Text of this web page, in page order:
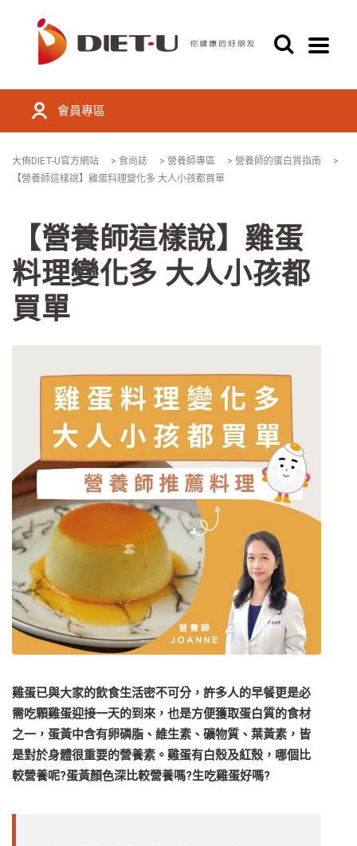
會員專區
大侑DIET-U官方網站 > 食尚誌 > 營養師專區 > 營養師的蛋白質指南
>
【營養師這樣說】雞蛋料理變化多 大人小孩都買單
【營養師這樣說】雞蛋
料理變化多 大人小孩都
買單
雞蛋已與大家的飲食生活密不可分，許多人的早餐更是必
需吃顆雞蛋迎接一天的到來，也是方便獲取蛋白質的食材
之一，蛋黃中含有卵磷脂、維生素、礦物質、葉黃素，皆
是對於身體很重要的營養素。雞蛋有白殼及紅殼，哪個比
較營養呢?蛋黃顏色深比較營養嗎?生吃雞蛋好嗎?